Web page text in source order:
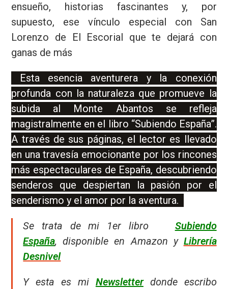
ensueño, historias fascinantes y, por
supuesto, ese vínculo especial con San
Lorenzo de El Escorial que te dejará con
ganas de más
Esta esencia aventurera y la conexión
profunda con la naturaleza que promueve la
subida al Monte Abantos se refleja
magistralmente en el libro “Subiendo España”.
A través de sus páginas, el lector es llevado
en una travesía emocionante por los rincones
más espectaculares de España, descubriendo
senderos que despiertan la pasión por el
senderismo y el amor por la aventura.
Se trata de mi 1er libro
Subiendo
España, disponible en Amazon y Librería
Desnivel
Y esta es mi Newsletter donde escribo